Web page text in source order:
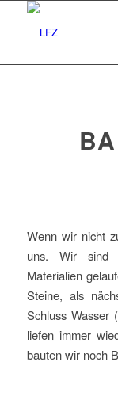
Wenn wir nicht
uns. Wir sind
Materialien
Steine, als
Schluss Wasser
liefen immer
bauten wir noch